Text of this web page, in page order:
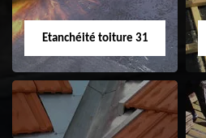
Etanchéité toiture 31